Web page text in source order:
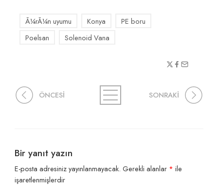
Ã¼rÃ¼n uyumu Konya
PE boru
Poelsan
Solenoid Vana
ÖNCESİ SONRAKİ
Bir yanıt yazın
E-posta adresiniz yayınlanmayacak. Gerekli alanlar * ile
işaretlenmişlerdir